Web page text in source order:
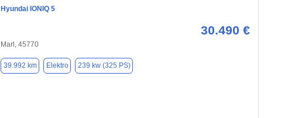
Hyundai IONIQ 5
30.490 €
Marl, 45770
39.992 km Elektro 239 kw (325 PS)